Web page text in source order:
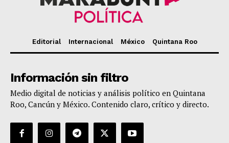
Editorial Internacional México Quintana Roo
Información sin filtro
Medio digital de noticias y análisis político en Quintana
Roo, Cancún y México. Contenido claro, crítico y directo.